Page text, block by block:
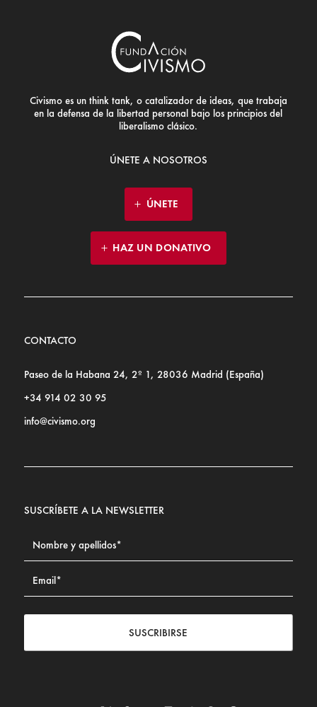
Civismo es un think tank, o catalizador de ideas, que trabaja
en la defensa de la libertad personal bajo los principios del
liberalismo clásico.
ÚNETE A NOSOTROS
ÚNETE
HAZ UN DONATIVO
CONTACTO
Paseo de la Habana 24, 2º 1, 28036 Madrid (España)
+34 914 02 30 95
info@civismo.org
SUSCRÍBETE A LA NEWSLETTER
SUSCRIBIRSE